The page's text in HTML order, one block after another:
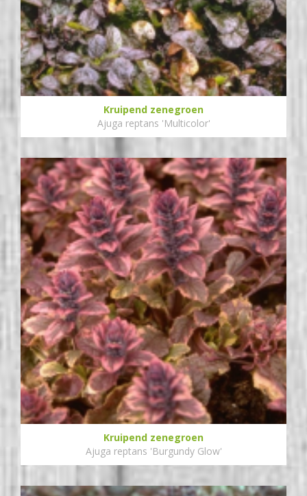
Kruipend zenegroen
Ajuga reptans 'Multicolor'
Kruipend zenegroen
Ajuga reptans 'Burgundy Glow'